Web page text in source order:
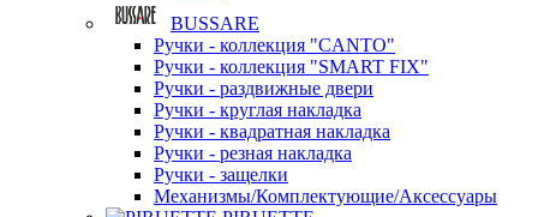
BUSSARE
Ручки - коллекция "CANTO"
Ручки - коллекция "SMART FIX"
Ручки - раздвижные двери
Ручки - круглая накладка
Ручки - квадратная накладка
Ручки - резная накладка
Ручки - защелки
Механизмы/Комплектующие/Аксессуары